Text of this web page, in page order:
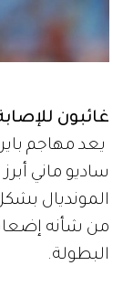
غائبون
يعد مهاجم
ساديو ماني
المونديال
من شأنه
البطولة.